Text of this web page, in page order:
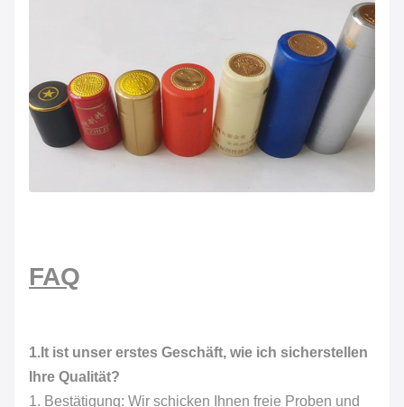
FAQ
1.It ist unser erstes Geschäft, wie ich sicherstellen
Ihre Qualität?
1. Bestätigung: Wir schicken Ihnen freie Proben und